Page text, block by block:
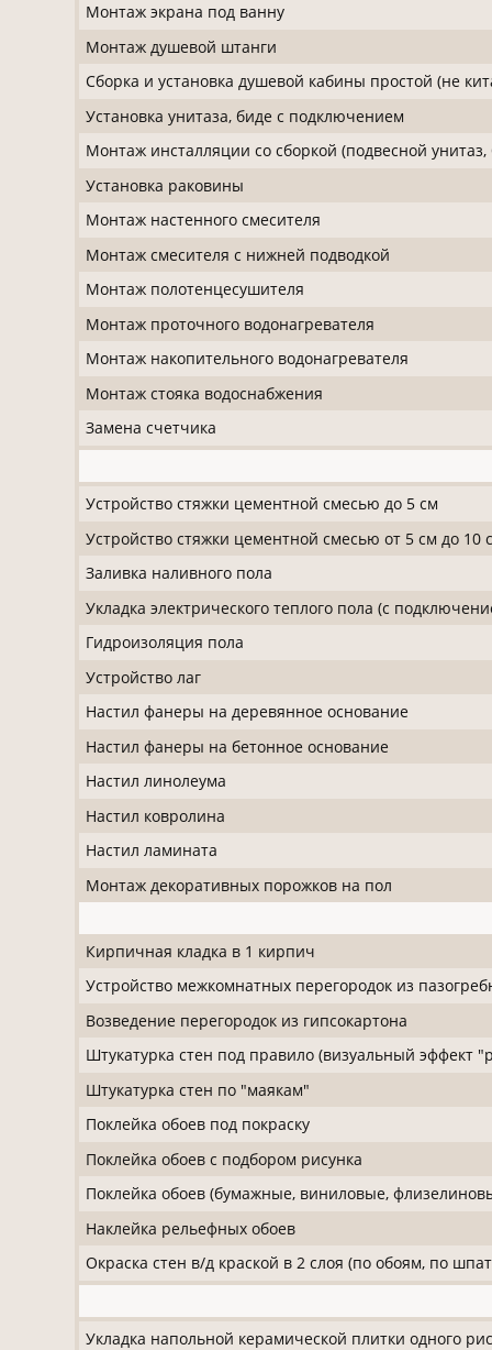
Монтаж экрана под ванну
Монтаж душевой штанги
Сборка и установка душевой кабины простой (не
Установка унитаза, биде с подключением
Монтаж инсталляции со сборкой (подвесной унитаз,
Установка раковины
Монтаж настенного смесителя
Монтаж смесителя с нижней подводкой
Монтаж полотенцесушителя
Монтаж проточного водонагревателя
Монтаж накопительного водонагревателя
Монтаж стояка водоснабжения
Замена счетчика
Устройство стяжки цементной смесью до 5 см
Устройство стяжки цементной смесью от 5 см до 10
Заливка наливного пола
Укладка электрического теплого пола (с
Гидроизоляция пола
Устройство лаг
Настил фанеры на деревянное основание
Настил фанеры на бетонное основание
Настил линолеума
Настил ковролина
Настил ламината
Монтаж декоративных порожков на пол
Кирпичная кладка в 1 кирпич
Устройство межкомнатных перегородок из
Возведение перегородок из гипсокартона
Штукатурка стен под правило (визуальный эффект
Штукатурка стен по "маякам"
Поклейка обоев под покраску
Поклейка обоев с подбором рисунка
Поклейка обоев (бумажные, виниловые,
Наклейка рельефных обоев
Окраска стен в/д краской в 2 слоя (по обоям, по
Укладка напольной керамической плитки одного